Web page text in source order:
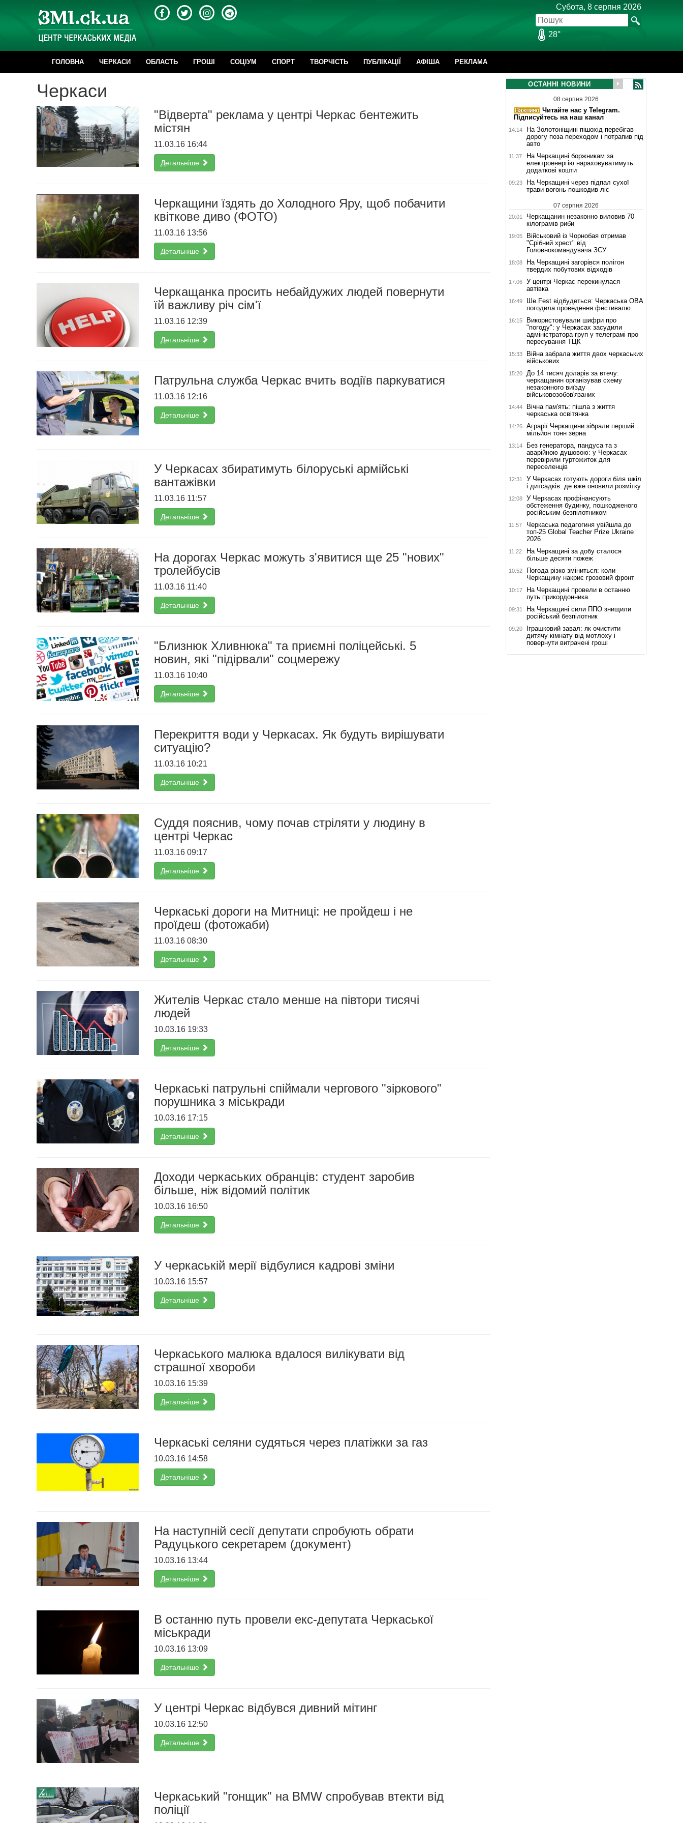
Субота, 8 серпня 2026
28°
ГОЛОВНА ЧЕРКАСИ ОБЛАСТЬ ГРОШІ CОЦІУМ СПОРТ ТВОРЧІСТЬ ПУБЛІКАЦІЇ АФІША РЕКЛАМА
Черкаси
"Відверта" реклама у центрі Черкас бентежить
містян
11.03.16 16:44
Детальніше
Черкащини їздять до Холодного Яру, щоб побачити
квіткове диво (ФОТО)
11.03.16 13:56
Детальніше
Черкащанка просить небайдужих людей повернути
їй важливу річ сім'ї
11.03.16 12:39
Детальніше
Патрульна служба Черкас вчить водіїв паркуватися
11.03.16 12:16
Детальніше
У Черкасах збиратимуть білоруські армійські
вантажівки
11.03.16 11:57
Детальніше
На дорогах Черкас можуть з'явитися ще 25 "нових"
тролейбусів
11.03.16 11:40
Детальніше
"Близнюк Хливнюка" та приємні поліцейські. 5
новин, які "підірвали" соцмережу
11.03.16 10:40
Детальніше
Перекриття води у Черкасах. Як будуть вирішувати
ситуацію?
11.03.16 10:21
Детальніше
Cуддя пояснив, чому почав стріляти у людину в
центрі Черкас
11.03.16 09:17
Детальніше
Черкаські дороги на Митниці: не пройдеш і не
проїдеш (фотожаби)
11.03.16 08:30
Детальніше
Жителів Черкас стало менше на півтори тисячі
людей
10.03.16 19:33
Детальніше
Черкаські патрульні спіймали чергового "зіркового"
порушника з міськради
10.03.16 17:15
Детальніше
Доходи черкаських обранців: студент заробив
більше, ніж відомий політик
10.03.16 16:50
Детальніше
У черкаській мерії відбулися кадрові зміни
10.03.16 15:57
Детальніше
Черкаського малюка вдалося вилікувати від
страшної хвороби
10.03.16 15:39
Детальніше
Черкаські селяни судяться через платіжки за газ
10.03.16 14:58
Детальніше
На наступній сесії депутати спробують обрати
Радуцького секретарем (документ)
10.03.16 13:44
Детальніше
В останню путь провели екс-депутата Черкаської
міськради
10.03.16 13:09
Детальніше
У центрі Черкас відбувся дивний мітинг
10.03.16 12:50
Детальніше
Черкаський "гонщик" на BMW спробував втекти від
поліції
ОСТАННІ НОВИНИ
08 серпня 2026
Читайте нас у Telegram.
Підписуйтесь на наш канал
14:14
На Золотоніщині пішохід перебігав
дорогу поза переходом і потрапив під
авто
11:37
На Черкащині боржникам за
електроенергію нараховуватимуть
додаткові кошти
09:23
На Черкащині через підпал сухої
трави вогонь пошкодив ліс
07 серпня 2026
20:01
Черкащанин незаконно виловив 70
кілограмів риби
19:05
Військовий із Чорнобая отримав
"Срібний хрест" від
Головнокомандувача ЗСУ
18:08
На Черкащині загорівся полігон
твердих побутових відходів
17:06
У центрі Черкас перекинулася
автівка
16:49
Ше.Fest відбудеться: Черкаська ОВА
погодила проведення фестивалю
16:15
Використовували шифри про
"погоду": у Черкасах засудили
адміністратора груп у телеграмі про
пересування ТЦК
15:33
Війна забрала життя двох черкаських
військових
15:20
До 14 тисяч доларів за втечу:
черкащанин організував схему
незаконного виїзду
військовозобов'язаних
14:44
Вічна пам'ять: пішла з життя
черкаська освітянка
14:26
Аграрії Черкащини зібрали перший
мільйон тонн зерна
13:14
Без генератора, пандуса та з
аварійною душовою: у Черкасах
перевірили гуртожиток для
переселенців
12:31
У Черкасах готують дороги біля шкіл
і дитсадків: де вже оновили розмітку
12:08
У Черкасах профінансують
обстеження будинку, пошкодженого
російським безпілотником
11:57
Черкаська педагогиня увійшла до
топ-25 Global Teacher Prize Ukraine
2026
11:22
На Черкащині за добу сталося
більше десяти пожеж
10:52
Погода різко зміниться: коли
Черкащину накриє грозовий фронт
10:17
На Черкащині провели в останню
путь прикордонника
09:31
На Черкащині сили ППО знищили
російський безпілотник
09:20
Іграшковий завал: як очистити
дитячу кімнату від мотлоху і
повернути витрачені гроші